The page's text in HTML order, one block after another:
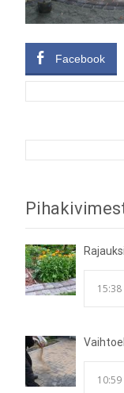
Facebook
Post
15:38
10:59